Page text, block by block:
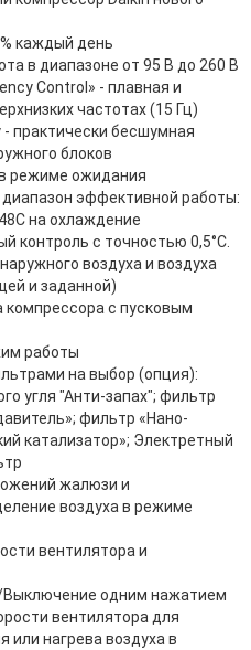
каждый день
в диапазоне от 95 В до 260 В
Control» - плавная и
частотах (15 Гц)
практически бесшумная
блоков
режиме ожидания
эффективной работы:
на охлаждение
контроль с точностью 0,5°C.
воздуха и воздуха
и заданной)
компрессора с пусковым
работы
на выбор (опция):
угля "Анти-запах"; фильтр
фильтр «Нано-
катализатор»; Электретный
жалюзи и
воздуха в режиме
вентилятора и
одним нажатием
вентилятора для
или нагрева воздуха в